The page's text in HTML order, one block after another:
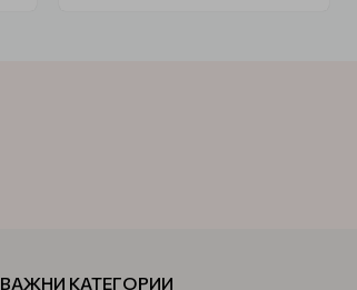
ВАЖНИ КАТЕГОРИИ